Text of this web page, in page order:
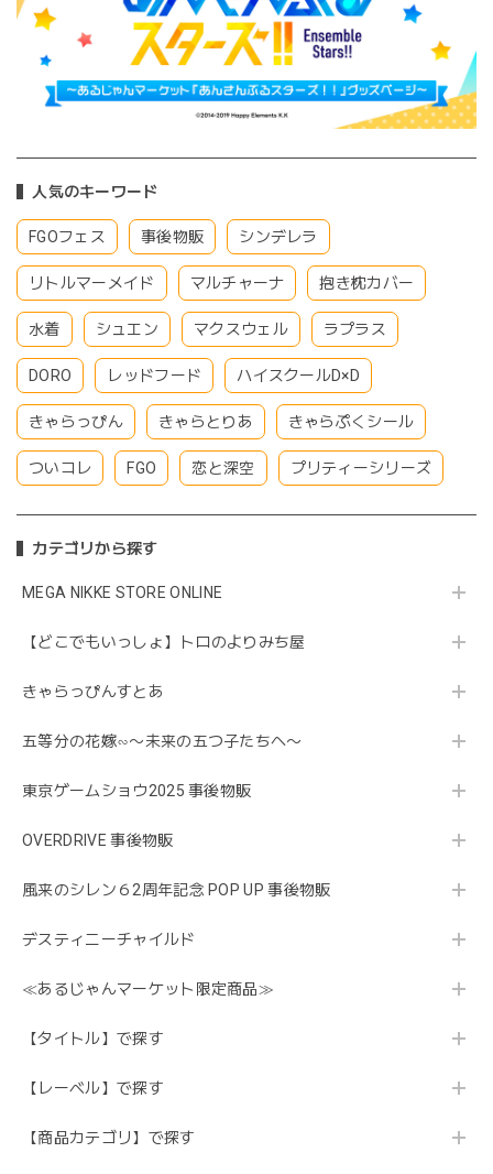
人気のキーワード
FGOフェス 事後物販 シンデレラ
リトルマーメイド マルチャーナ 抱き枕カバー
水着 シュエン マクスウェル ラプラス
DORO レッドフード ハイスクールD×D
きゃらっぴん きゃらとりあ きゃらぷくシール
ついコレ FGO 恋と深空 プリティーシリーズ
カテゴリから探す
MEGA NIKKE STORE ONLINE
【どこでもいっしょ】トロのよりみち屋
きゃらっぴんすとあ
五等分の花嫁∽〜未来の五つ子たちへ〜
東京ゲームショウ2025 事後物販
OVERDRIVE 事後物販
風来のシレン６2周年記念 POP UP 事後物販
デスティニーチャイルド
≪あるじゃんマーケット限定商品≫
【タイトル】で探す
【レーベル】で探す
【商品カテゴリ】で探す